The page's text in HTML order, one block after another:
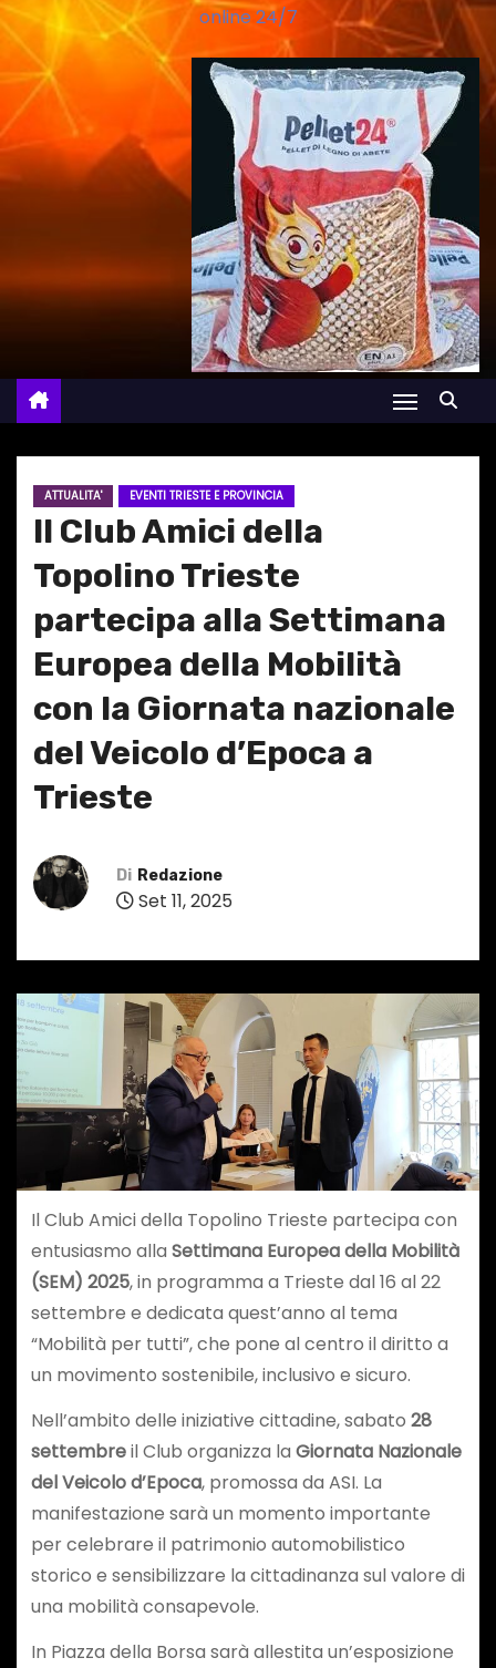
online 24/7
ATTUALITA' EVENTI TRIESTE E PROVINCIA
Il Club Amici della
Topolino Trieste
partecipa alla Settimana
Europea della Mobilità
con la Giornata nazionale
del Veicolo d’Epoca a
Trieste
Di Redazione
Set 11, 2025
Il Club Amici della Topolino Trieste partecipa con
entusiasmo alla Settimana Europea della Mobilità
(SEM) 2025, in programma a Trieste dal 16 al 22
settembre e dedicata quest’anno al tema
“Mobilità per tutti”, che pone al centro il diritto a
un movimento sostenibile, inclusivo e sicuro.
Nell’ambito delle iniziative cittadine, sabato 28
settembreil Club organizza la Giornata Nazionale
del Veicolo d’Epoca, promossa da ASI. La
manifestazione sarà un momento importante
per celebrare il patrimonio automobilistico
storico e sensibilizzare la cittadinanza sul valore di
una mobilità consapevole.
In Piazza della Borsa sarà allestita un’esposizione